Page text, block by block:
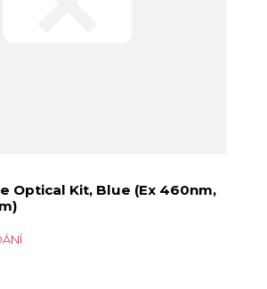
Optical Kit, Blue (Ex 460nm,